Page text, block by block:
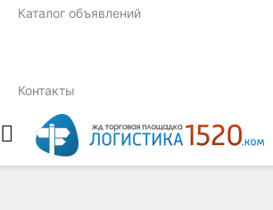
Каталог объявлений
Контакты